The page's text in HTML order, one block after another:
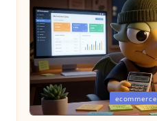
Posted
in
ecommerce